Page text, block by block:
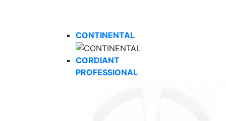
CONTINENTAL
CORDIANT
PROFESSIONAL